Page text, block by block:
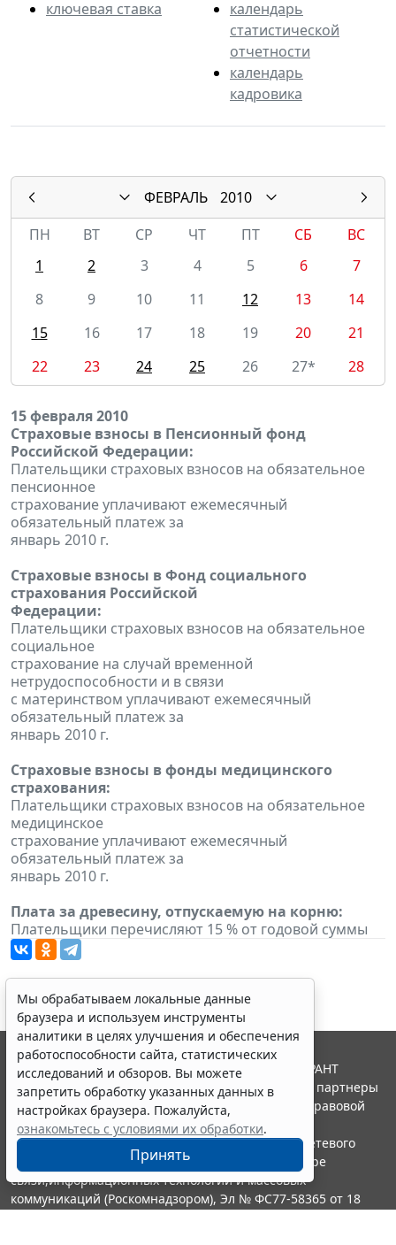
ключевая ставка
календарь
статистической
отчетности
календарь
кадровика
ФЕВРАЛЬ
2010
ПН
ВТ СР ЧТ ПТ СБ
ВС
1
2 3 4 5 6
7
8
9 10 11 12 13
14
15
16 17 18 19 20
21
22
23 24 25 26 27* 28
15 февраля 2010
Страховые взносы в Пенсионный фонд
Российской Федерации:
Плательщики страховых взносов на обязательное
пенсионное
страхование уплачивают ежемесячный
обязательный платеж за
январь 2010 г.
Страховые взносы в Фонд социального
страхования Российской
Федерации:
Плательщики страховых взносов на обязательное
социальное
страхование на случай временной
нетрудоспособности и в связи
с материнством уплачивают ежемесячный
обязательный платеж за
январь 2010 г.
Страховые взносы в фонды медицинского
страхования:
Плательщики страховых взносов на обязательное
медицинское
страхование уплачивают ежемесячный
обязательный платеж за
январь 2010 г.
Плата за древесину, отпускаемую на корню:
Плательщики перечисляют 15 % от годовой суммы
Мы обрабатываем локальные данные
браузера и используем инструменты
аналитики в целях улучшения и обеспечения
работоспособности сайта, статистических
исследований и обзоров. Вы можете
запретить обработку указанных данных в
настройках браузера. Пожалуйста,
ознакомьтесь с условиями их обработки.
Принять
© ООО "НПП "ГАРАНТ-СЕРВИС", 2026. Система ГАРАНТ
выпускается с 1990 года. Компания "Гарант" и ее партнеры
являются участниками Российской ассоциации правовой
информации ГАРАНТ.
Портал ГАРАНТ.РУ зарегистрирован в качестве сетевого
издания Федеральной службой по надзору в сфере
связи,информационных технологий и массовых
коммуникаций (Роскомнадзором), Эл № ФС77-58365 от 18